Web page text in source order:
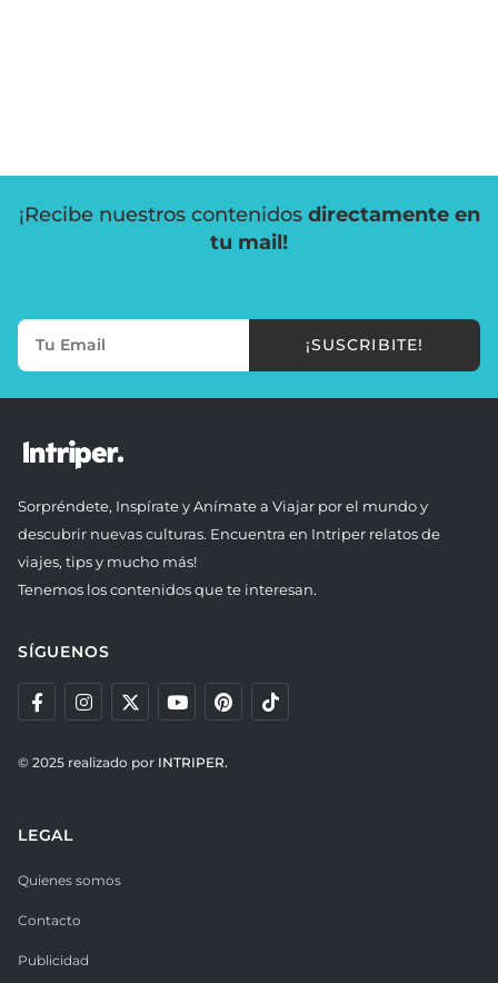
¡Recibe nuestros contenidos directamente en
tu mail!
¡SUSCRIBITE!
Sorpréndete, Inspírate y Anímate a Viajar por el mundo y
descubrir nuevas culturas. Encuentra en Intriper relatos de
viajes, tips y mucho más!
Tenemos los contenidos que te interesan.
SÍGUENOS
© 2025 realizado por INTRIPER.
LEGAL
Quienes somos
Contacto
Publicidad